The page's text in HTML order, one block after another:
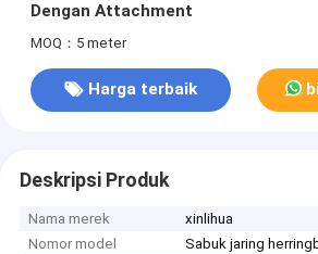
Dengan Attachment
MOQ：5 meter
Harga terbaik
Deskripsi Produk
Nama merek
xinlihua
Nomor model
Sabuk jaring